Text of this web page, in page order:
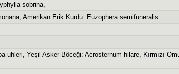
sobrina,
Amerikan Erik Kurdu: Euzophera semifuneralis
uhleri, Yeşil Asker Böceği: Acrosternum hilare, Kırmızı